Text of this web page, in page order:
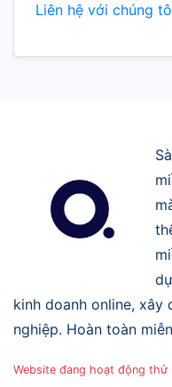
Liên hệ với chúng
kinh doanh online, xây
nghiệp. Hoàn toàn
Website đang hoạt động